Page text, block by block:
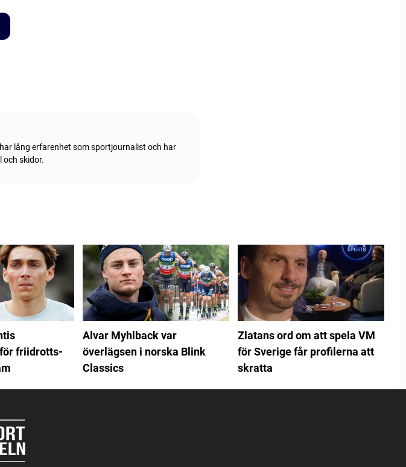
lång erfarenhet som sportjournalist och har
och skidor.
friidrotts-
Alvar Myhlback var
överlägsen i norska Blink
Classics
Zlatans ord om att spela VM
för Sverige får profilerna att
skratta